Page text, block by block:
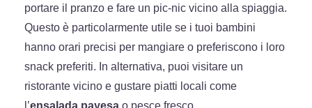
portare il pranzo e fare un pic-nic vicino alla spiaggia.
Questo è particolarmente utile se i tuoi bambini
hanno orari precisi per mangiare o preferiscono i loro
snack preferiti. In alternativa, puoi visitare un
ristorante vicino e gustare piatti locali come